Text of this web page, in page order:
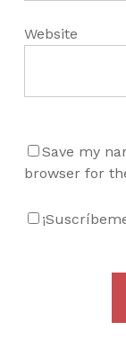
Website
Save my
browser for